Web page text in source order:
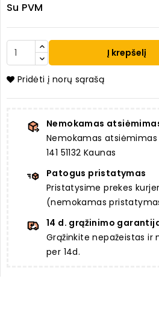
Su PVM
Į krepšelį
Pridėti į norų sąrašą
Nemokamas
Nemokamas atsiėmimas
141 51132 Kaunas
Patogus pristatymas
Pristatysime prekes
(nemokamas
14 d. grąžinimo
Grąžinkite nepažeistas ir
per 14d.